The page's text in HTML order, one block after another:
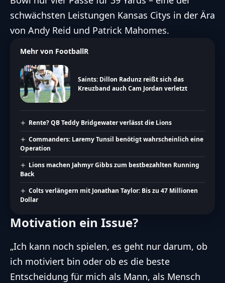
schwächsten Leistungen Kansas Citys in der Ära
von Andy Reid und Patrick Mahomes.
Mehr von FootballR
Saints: Dillon Radunz reißt sich das
Kreuzband auch Cam Jordan verletzt
Rente? QB Teddy Bridgewater verlässt die Lions
Commanders: Laremy Tunsil benötigt wahrscheinlich eine
Operation
Lions machen Jahmyr Gibbs zum bestbezahlten Running
Back
Colts verlängern mit Jonathan Taylor: Bis zu 47 Millionen
Dollar
Motivation ein Issue?
„Ich kann noch spielen, es geht nur darum, ob
ich motiviert bin oder ob es die beste
Entscheidung für mich als Mann, als Mensch